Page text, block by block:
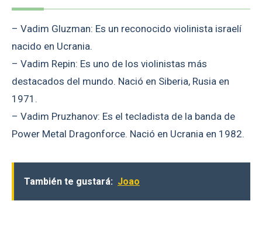
– Vadim Gluzman: Es un reconocido violinista israelí
nacido en Ucrania.
– Vadim Repin: Es uno de los violinistas más
destacados del mundo. Nació en Siberia, Rusia en
1971.
– Vadim Pruzhanov: Es el tecladista de la banda de
Power Metal Dragonforce. Nació en Ucrania en 1982.
También te gustará: Joao